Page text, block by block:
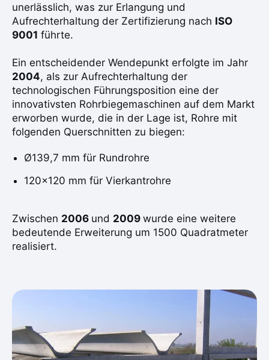
unerlässlich, was zur Erlangung und
Aufrechterhaltung der Zertifizierung nach ISO
9001 führte.
Ein entscheidender Wendepunkt erfolgte im Jahr
2004, als zur Aufrechterhaltung der
technologischen Führungsposition eine der
innovativsten Rohrbiegemaschinen auf dem Markt
erworben wurde, die in der Lage ist, Rohre mit
folgenden Querschnitten zu biegen:
Ø139,7 mm für Rundrohre
120×120 mm für Vierkantrohre
Zwischen 2006 und 2009 wurde eine weitere
bedeutende Erweiterung um 1500 Quadratmeter
realisiert.